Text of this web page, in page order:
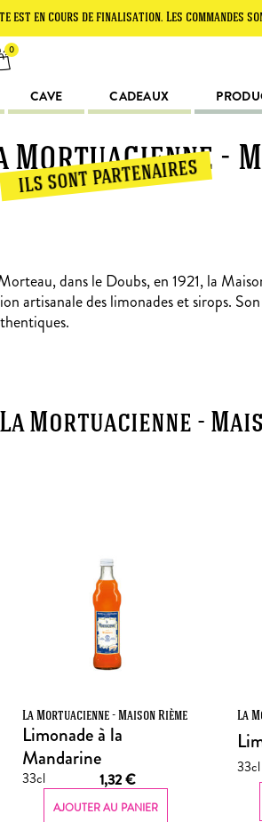
de finalisation. Les commandes sont
0
CAVE CADEAUX
-
ils sont partenaires
dans le Doubs, en 1921, la
artisanale des limonades et sirops.
Mortuacienne -
La Mortuacienne - Maison Rième
Limonade à la
Mandarine
33cl 1,32€
AJOUTER AU PANIER
La
33cl